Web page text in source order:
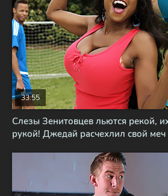
Слезы Зенитовцев льются рекой,
рукой! Джедай расчехлил свой меч
33:55